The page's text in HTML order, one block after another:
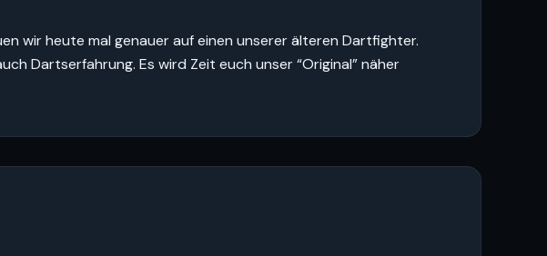
wir heute mal genauer auf einen unserer älteren Dartfighter.
Dartserfahrung. Es wird Zeit euch unser “Original” näher